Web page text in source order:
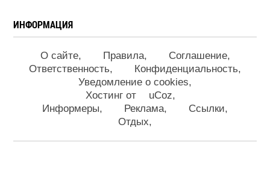
ИНФОРМАЦИЯ
О сайте Правила
Соглашение
Ответственность
Конфиденциальность
Уведомление о cookies
Хостинг от
uCoz
Информеры
Реклама
Ссылки
Отдых